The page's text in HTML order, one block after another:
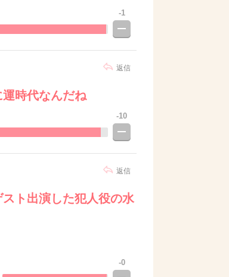
-1
時代なんだね
返信
-10
ト出演した犯人役の水
返信
-0